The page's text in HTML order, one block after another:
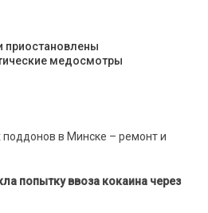
приостановлены
медосмотры
в Минске – ремонт и
попытку ввоза кокаина через